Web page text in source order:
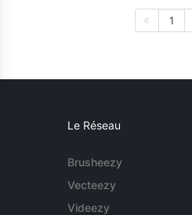
1
Le Réseau
Brusheezy
Vecteezy
Videezy